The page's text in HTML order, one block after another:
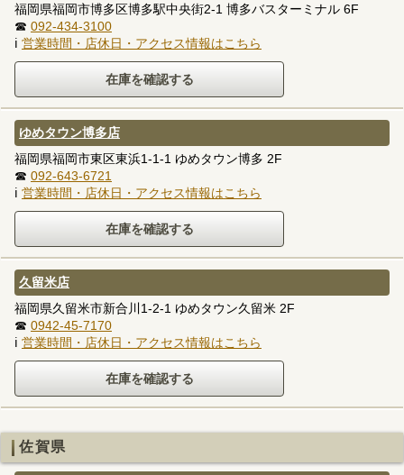
福岡県福岡市博多区博多駅中央街2-1 博多バスターミナル 6F
☎ 092-434-3100
ℹ 営業時間・店休日・アクセス情報はこちら
ゆめタウン博多店
福岡県福岡市東区東浜1-1-1 ゆめタウン博多 2F
☎ 092-643-6721
ℹ 営業時間・店休日・アクセス情報はこちら
久留米店
福岡県久留米市新合川1-2-1 ゆめタウン久留米 2F
☎ 0942-45-7170
ℹ 営業時間・店休日・アクセス情報はこちら
佐賀県